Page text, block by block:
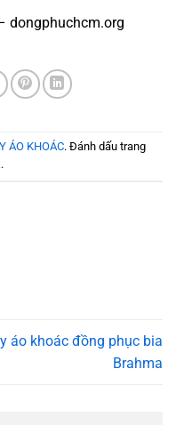
dongphuchcm.org
ÁO KHOÁC. Đánh dấu trang
.
áo khoác đồng phục bia
Brahma